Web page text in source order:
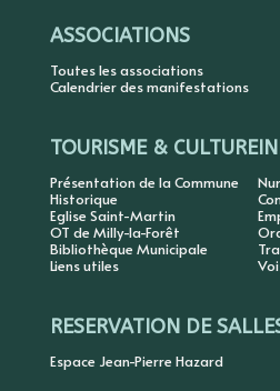
ASSOCIATIONS
Toutes les associations
Calendrier des manifestations
TOURISME & CULTURE
Présentation de la Commune
Historique
Eglise Saint-Martin
OT de Milly-la-Forêt
Bibliothèque Municipale
Liens utiles
RESERVATION DE
Espace Jean-Pierre Hazard